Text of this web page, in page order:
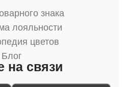
знака
лояльности
цветов
Блог
на связи